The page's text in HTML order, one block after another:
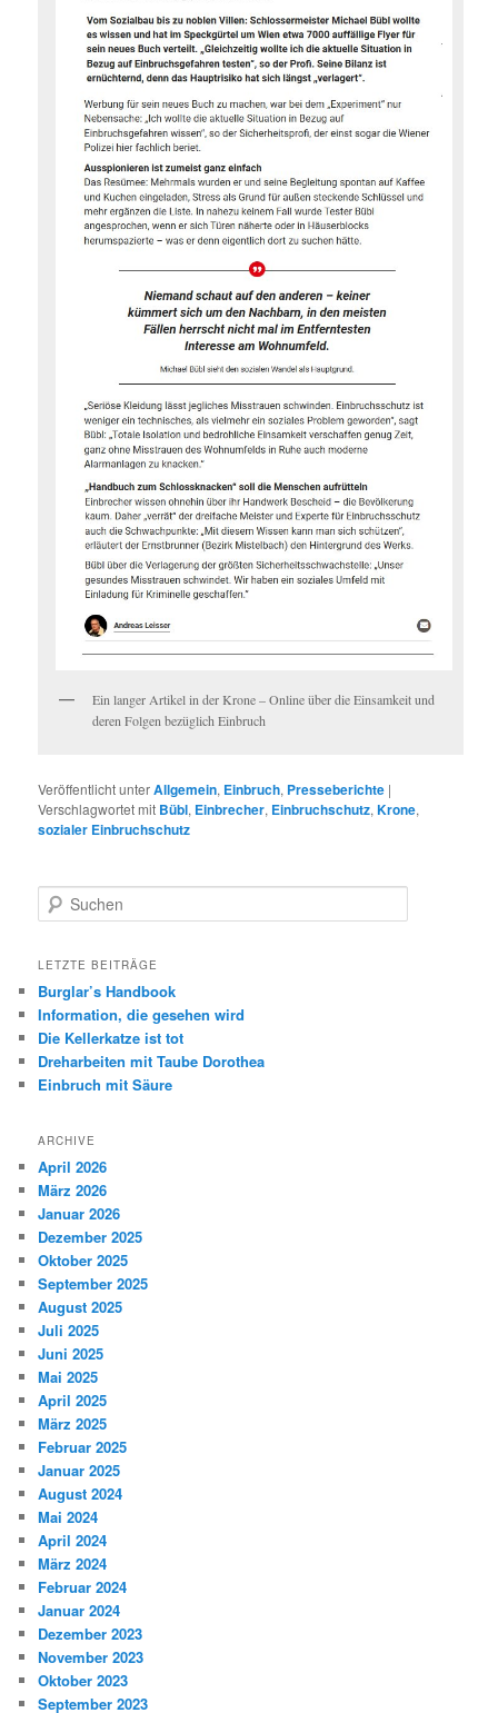
Ein langer Artikel in der Krone – Online über die Einsamkeit und
deren Folgen bezüglich Einbruch
Veröffentlicht unterAllgemein, Einbruch, Presseberichte |
Verschlagwortet mit Bübl, Einbrecher, Einbruchschutz,Krone,
sozialer Einbruchschutz
Suchen
LETZTE BEITRÄGE
Burglar’s Handbook
Information, die gesehen wird
Die Kellerkatze ist tot
Dreharbeiten mit Taube Dorothea
Einbruch mit Säure
ARCHIVE
April 2026
März 2026
Januar 2026
Dezember 2025
Oktober 2025
September 2025
August 2025
Juli 2025
Juni 2025
Mai 2025
April 2025
März 2025
Februar 2025
Januar 2025
August 2024
Mai 2024
April 2024
März 2024
Februar 2024
Januar 2024
Dezember 2023
November 2023
Oktober 2023
September 2023